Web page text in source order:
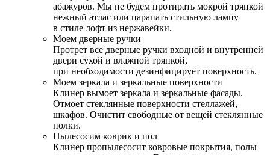
абажуров. Мы не будем протирать мокрой тряпкой
нежный атлас или царапать стильную лампу
в стиле лофт из нержавейки.
Моем дверные ручки
Протрет все дверные ручки входной и внутренней
двери сухой и влажной тряпкой,
при необходимости дезинфицирует поверхность.
Моем зеркала и зеркальные поверхности
Клинер вымоет зеркала и зеркальные фасады.
Отмоет стеклянные поверхности стеллажей,
шкафов. Очистит свободные от вещей стеклянные
полки.
Пылесосим коврик и пол
Клинер пропылесосит ковровые покрытия, полы